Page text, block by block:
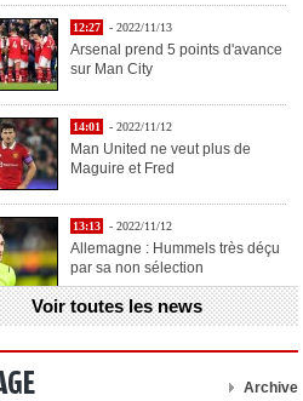
12:27 - 2022/11/13
Arsenal prend 5 points d'avance
sur Man City
14:01 - 2022/11/12
Man United ne veut plus de
Maguire et Fred
13:13 - 2022/11/12
Allemagne : Hummels très déçu
par sa non sélection
13:11 - 2022/11/12
Henry explique la chose qu'il
Voir toutes les news
Archive